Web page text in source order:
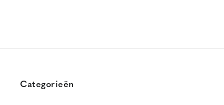
Categorieën